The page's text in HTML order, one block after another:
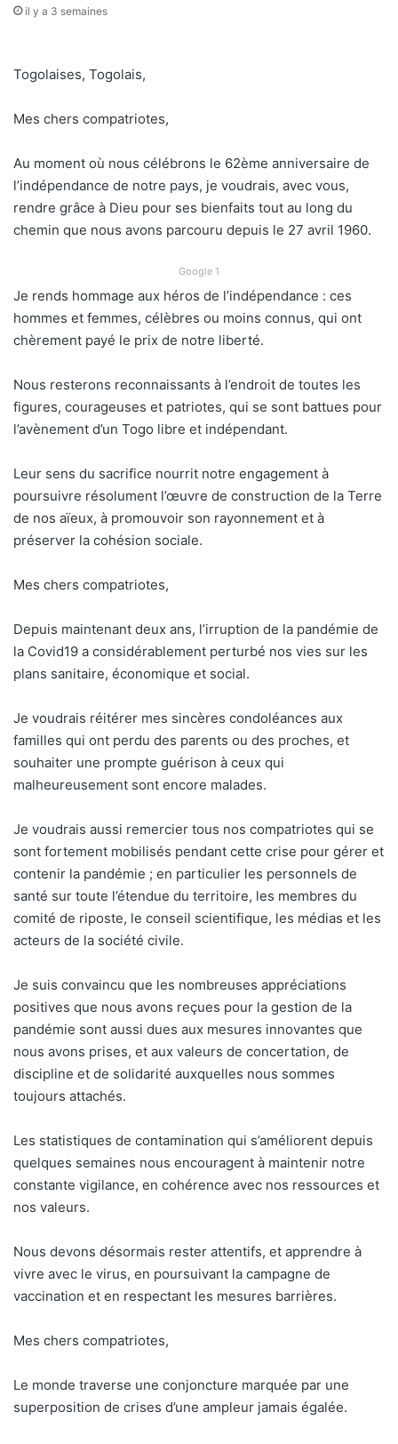
il y a 3 semaines
Togolaises, Togolais,
Mes chers compatriotes,
Au moment où nous célébrons le 62ème anniversaire de
l’indépendance de notre pays, je voudrais, avec vous,
rendre grâce à Dieu pour ses bienfaits tout au long du
chemin que nous avons parcouru depuis le 27 avril 1960.
Google 1
Je rends hommage aux héros de l’indépendance : ces
hommes et femmes, célèbres ou moins connus, qui ont
chèrement payé le prix de notre liberté.
Nous resterons reconnaissants à l’endroit de toutes les
figures, courageuses et patriotes, qui se sont battues pour
l’avènement d’un Togo libre et indépendant.
Leur sens du sacrifice nourrit notre engagement à
poursuivre résolument l’œuvre de construction de la Terre
de nos aïeux, à promouvoir son rayonnement et à
préserver la cohésion sociale.
Mes chers compatriotes,
Depuis maintenant deux ans, l’irruption de la pandémie de
la Covid19 a considérablement perturbé nos vies sur les
plans sanitaire, économique et social.
Je voudrais réitérer mes sincères condoléances aux
familles qui ont perdu des parents ou des proches, et
souhaiter une prompte guérison à ceux qui
malheureusement sont encore malades.
Je voudrais aussi remercier tous nos compatriotes qui se
sont fortement mobilisés pendant cette crise pour gérer et
contenir la pandémie ; en particulier les personnels de
santé sur toute l’étendue du territoire, les membres du
comité de riposte, le conseil scientifique, les médias et les
acteurs de la société civile.
Je suis convaincu que les nombreuses appréciations
positives que nous avons reçues pour la gestion de la
pandémie sont aussi dues aux mesures innovantes que
nous avons prises, et aux valeurs de concertation, de
discipline et de solidarité auxquelles nous sommes
toujours attachés.
Les statistiques de contamination qui s’améliorent depuis
quelques semaines nous encouragent à maintenir notre
constante vigilance, en cohérence avec nos ressources et
nos valeurs.
Nous devons désormais rester attentifs, et apprendre à
vivre avec le virus, en poursuivant la campagne de
vaccination et en respectant les mesures barrières.
Mes chers compatriotes,
Le monde traverse une conjoncture marquée par une
superposition de crises d’une ampleur jamais égalée.